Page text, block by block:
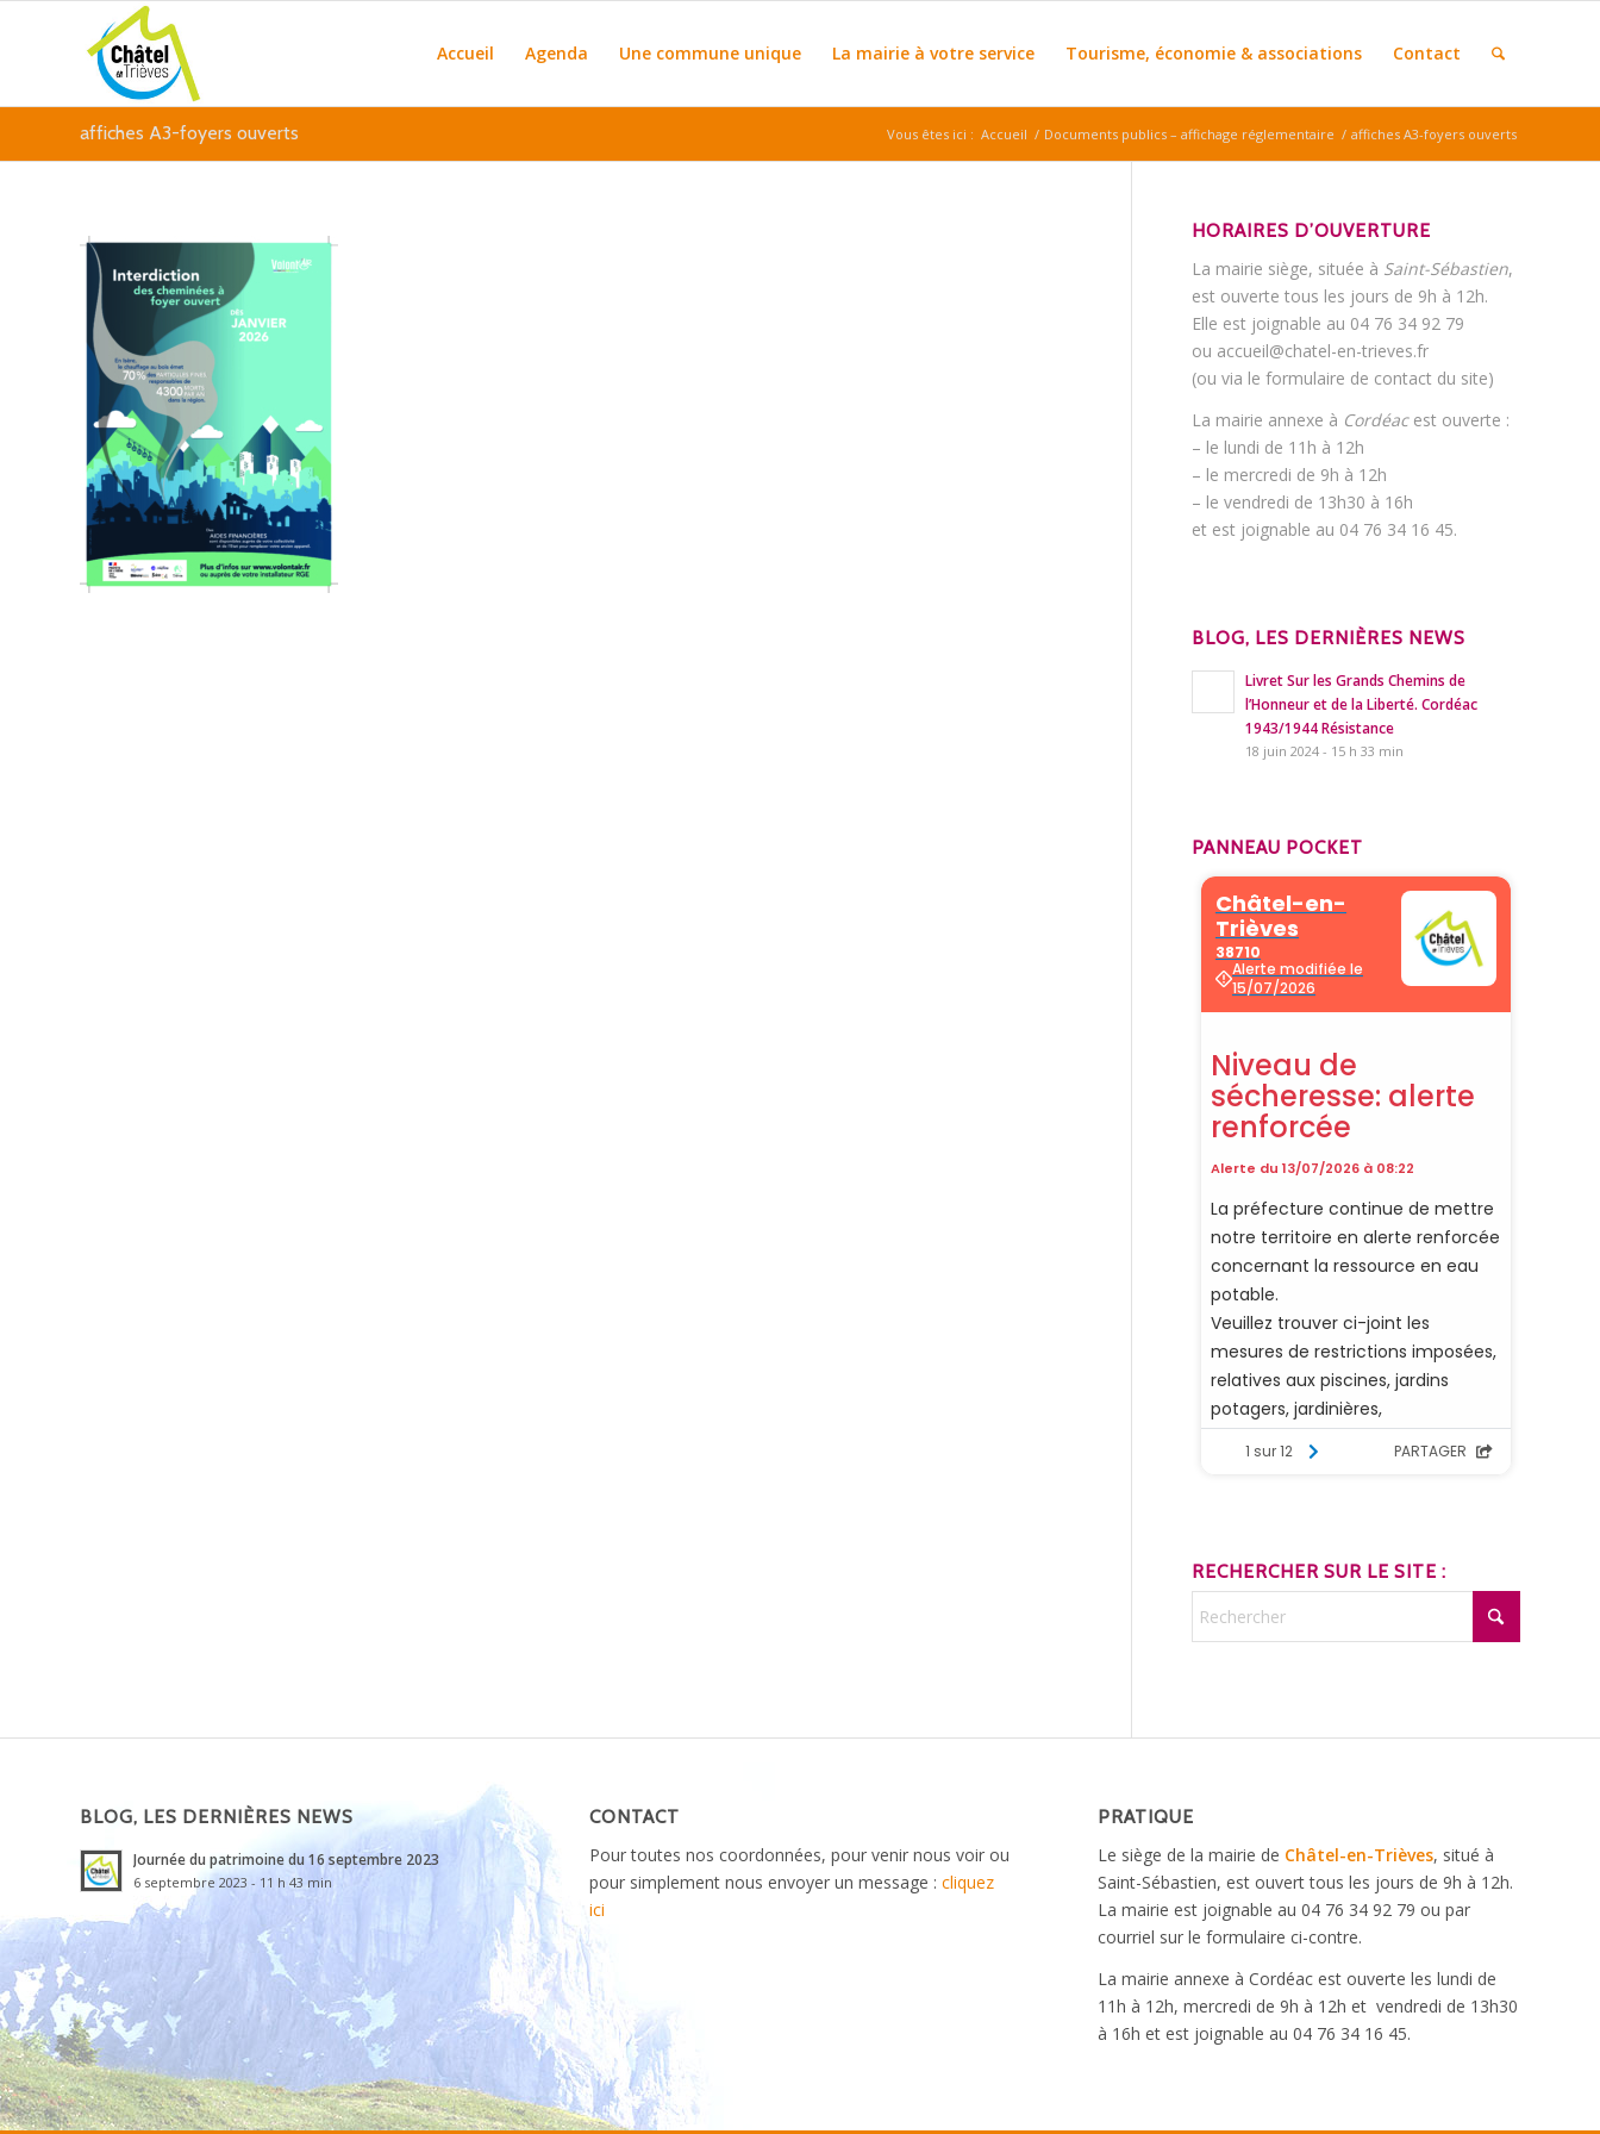
Accueil Agenda Une commune unique La mairie à votre service Tourisme, économie & associations Contact
affiches A3-foyers ouverts Vous êtes ici : Accueil / Documents publics – affichage réglementaire / affiches A3-foyers ouverts
HORAIRES D’OUVERTURE
La mairie siège, située à Saint-Sébastien,
est ouverte tous les jours de 9h à 12h.
Elle est joignable au 04 76 34 92 79
ou accueil@chatel-en-trieves.fr
(ou via le formulaire de contact du site)
La mairie annexe à Cordéacest ouverte :
– le lundi de 11h à 12h
– le mercredi de 9h à 12h
– le vendredi de 13h30 à 16h
et est joignable au 04 76 34 16 45.
BLOG, LES DERNIÈRES NEWS
Livret Sur les Grands Chemins de
l’Honneur et de la Liberté. Cordéac
1943/1944 Résistance
18 juin 2024 - 15 h 33 min
PANNEAU POCKET
RECHERCHER SUR LE SITE :
BLOG, LES DERNIÈRES NEWS
Journée du patrimoine du 16 septembre 2023
6 septembre 2023 - 11 h 43 min
CONTACT
Pour toutes nos coordonnées, pour venir nous voir ou
pour simplement nous envoyer un message : cliquez
ici
PRATIQUE
Le siège de la mairie de Châtel-en-Trièves, situé à
Saint-Sébastien, est ouvert tous les jours de 9h à 12h.
La mairie est joignable au 04 76 34 92 79 ou par
courriel sur le formulaire ci-contre.
La mairie annexe à Cordéac est ouverte les lundi de
11h à 12h, mercredi de 9h à 12h et vendredi de 13h30
à 16h et est joignable au 04 76 34 16 45.